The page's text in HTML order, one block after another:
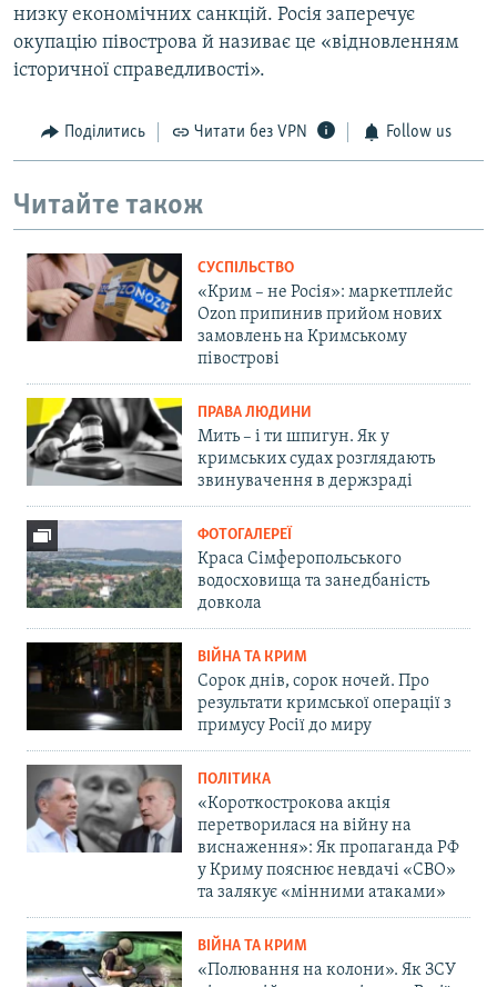
низку економічних санкцій. Росія заперечує
окупацію півострова й називає це «відновленням
історичної справедливості».
Поділитись Читати без VPN Follow us
Читайте також
СУСПІЛЬСТВО
«Крим – не Росія»: маркетплейс
Ozon припинив прийом нових
замовлень на Кримському
півострові
ПРАВА ЛЮДИНИ
Мить – і ти шпигун. Як у
кримських судах розглядають
звинувачення в держзраді
ФОТОГАЛЕРЕЇ
Краса Сімферопольського
водосховища та занедбаність
довкола
ВІЙНА ТА КРИМ
Сорок днів, сорок ночей. Про
результати кримської операції з
примусу Росії до миру
ПОЛІТИКА
«Короткострокова акція
перетворилася на війну на
виснаження»: Як пропаганда РФ
у Криму пояснює невдачі «СВО»
та залякує «мінними атаками»
ВІЙНА ТА КРИМ
«Полювання на колони». Як ЗСУ